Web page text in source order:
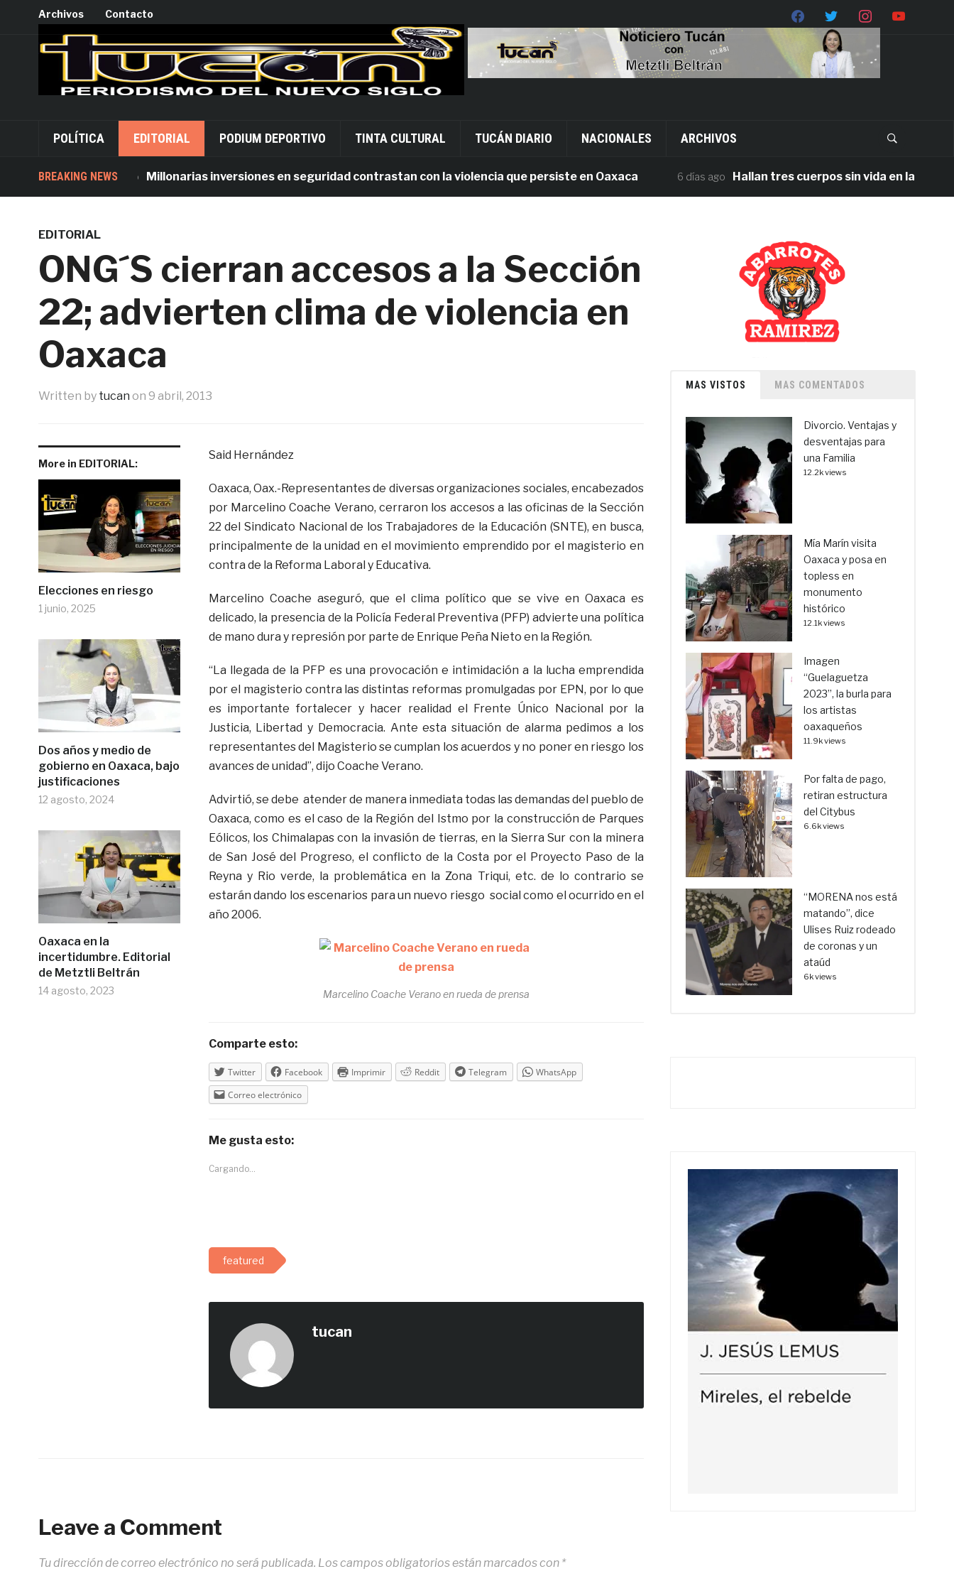
Archivos Contacto
POLÍTICA EDITORIAL PODIUM DEPORTIVO TINTA CULTURAL TUCÁN DIARIO NACIONALES ARCHIVOS
BREAKING NEWSMillonarias inversiones en seguridad contrastan con la violencia que persiste en Oaxaca 6 días ago Hallan tres cuerpos sin vida en la carretera
EDITORIAL
ONG´S cierran accesos a la Sección
22; advierten clima de violencia en
Oaxaca
Written by tucan on 9 abril, 2013
More in EDITORIAL:
Elecciones en riesgo
1 junio, 2025
Dos años y medio de
gobierno en Oaxaca, bajo
justificaciones
12 agosto, 2024
Oaxaca en la
incertidumbre. Editorial
de Metztli Beltrán
14 agosto, 2023
Said Hernández
Oaxaca, Oax.-Representantes de diversas organizaciones sociales, encabezados
por Marcelino Coache Verano, cerraron los accesos a las oficinas de la Sección
22 del Sindicato Nacional de los Trabajadores de la Educación (SNTE), en busca,
principalmente de la unidad en el movimiento emprendido por el magisterio en
contra de la Reforma Laboral y Educativa.
Marcelino Coache aseguró, que el clima político que se vive en Oaxaca es
delicado, la presencia de la Policía Federal Preventiva (PFP) advierte una política
de mano dura y represión por parte de Enrique Peña Nieto en la Región.
“La llegada de la PFP es una provocación e intimidación a la lucha emprendida
por el magisterio contra las distintas reformas promulgadas por EPN, por lo que
es importante fortalecer y hacer realidad el Frente Único Nacional por la
Justicia, Libertad y Democracia. Ante esta situación de alarma pedimos a los
representantes del Magisterio se cumplan los acuerdos y no poner en riesgo los
avances de unidad”, dijo Coache Verano.
Advirtió, se debe atender de manera inmediata todas las demandas del pueblo de
Oaxaca, como es el caso de la Región del Istmo por la construcción de Parques
Eólicos, los Chimalapas con la invasión de tierras, en la Sierra Sur con la minera
de San José del Progreso, el conflicto de la Costa por el Proyecto Paso de la
Reyna y Rio verde, la problemática en la Zona Triqui, etc. de lo contrario se
estarán dando los escenarios para un nuevo riesgo social como el ocurrido en el
año 2006.
Marcelino Coache Verano en rueda de prensa
Comparte esto:
Twitter Facebook Imprimir Reddit Telegram
WhatsApp
Correo electrónico
Me gusta esto:
Cargando...
featured
tucan
Leave a Comment
Tu dirección de correo electrónico no será publicada. Los campos obligatorios están marcados con *
MAS VISTOS MAS COMENTADOS
Divorcio. Ventajas y
desventajas para
una Familia
12.2k views
Mía Marín visita
Oaxaca y posa en
topless en
monumento
histórico
12.1k views
Imagen
“Guelaguetza
2023”, la burla para
los artistas
oaxaqueños
11.9k views
Por falta de pago,
retiran estructura
del Citybus
6.6k views
“MORENA nos está
matando”, dice
Ulises Ruiz rodeado
de coronas y un
ataúd
6k views